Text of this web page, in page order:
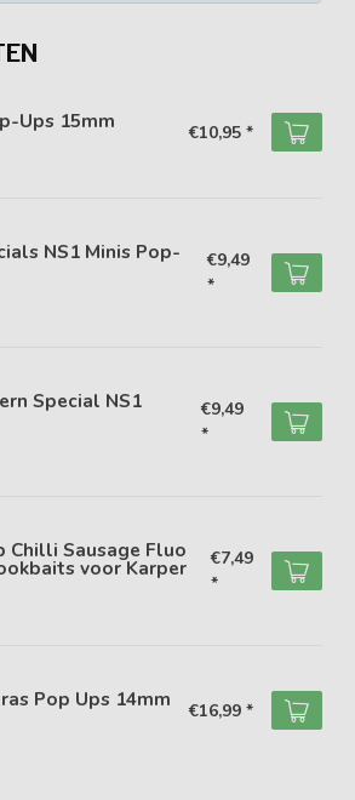
Ups 15mm €10,95 *
NS1 Minis Pop-
€9,49
*
Special NS1
€9,49
*
Chilli Sausage Fluo
voor Karper
€7,49
*
Pop Ups 14mm €16,99 *